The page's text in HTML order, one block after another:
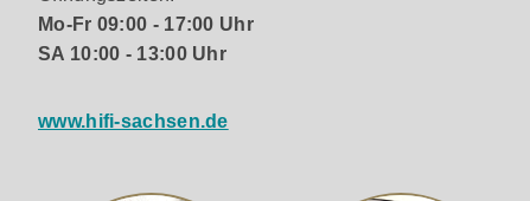
Mo-Fr 09:00 - 17:00 Uhr
SA 10:00 - 13:00 Uhr
www.hifi-sachsen.de